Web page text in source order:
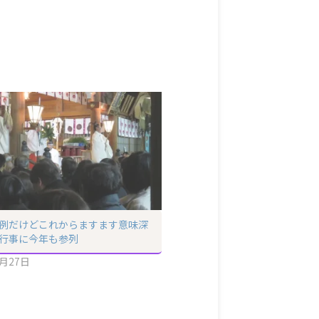
だけどこれからますます意味深
事に今年も参列
27日